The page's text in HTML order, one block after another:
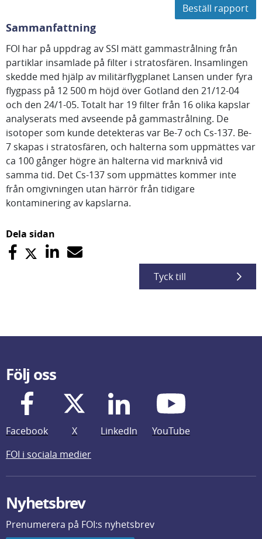
Beställ rapport
Sammanfattning
FOI har på uppdrag av SSI mätt gammastrålning från
partiklar insamlade på filter i stratosfären. Insamlingen
skedde med hjälp av militärflygplanet Lansen under fyra
flygpass på 12 500 m höjd över Gotland den 21/12-04
och den 24/1-05. Totalt har 19 filter från 16 olika kapslar
analyserats med avseende på gammastrålning. De
isotoper som kunde detekteras var Be-7 och Cs-137. Be-
7 skapas i stratosfären, och halterna som uppmättes var
ca 100 gånger högre än halterna vid marknivå vid
samma tid. Det Cs-137 som uppmättes kommer inte
från omgivningen utan härrör från tidigare
kontaminering av kapslarna.
Dela sidan
Tyck till
Följ oss
Facebook X LinkedIn
YouTube
FOI i sociala medier
Nyhetsbrev
Prenumerera på FOI:s nyhetsbrev